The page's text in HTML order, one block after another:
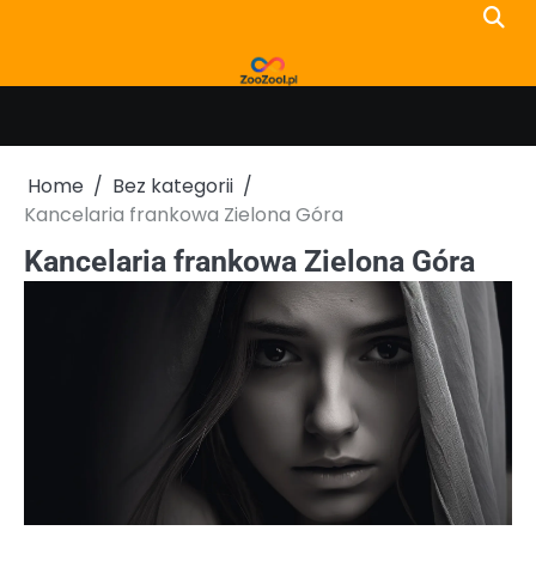
Home
Bez kategorii
Kancelaria frankowa Zielona Góra
Kancelaria frankowa Zielona Góra